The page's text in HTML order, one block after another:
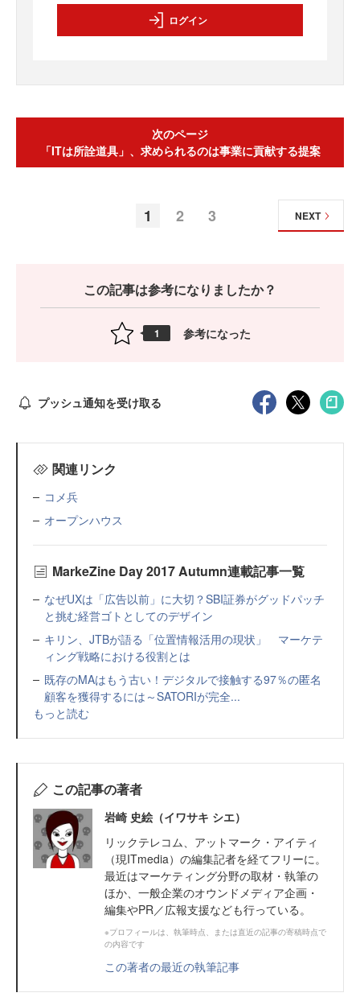
ログイン
次のページ
「ITは所詮道具」、求められるのは事業に貢献する提案
1 2 3 NEXT
この記事は参考になりましたか？
1 参考になった
プッシュ通知を受け取る
関連リンク
コメ兵
オープンハウス
MarkeZine Day 2017 Autumn連載記事一覧
なぜUXは「広告以前」に大切？SBI証券がグッドパッチ
と挑む経営ゴトとしてのデザイン
キリン、JTBが語る「位置情報活用の現状」 マーケテ
ィング戦略における役割とは
既存のMAはもう古い！デジタルで接触する97％の匿名
顧客を獲得するには～SATORIが完全...
もっと読む
この記事の著者
岩崎 史絵（イワサキ シエ）
リックテレコム、アットマーク・アイティ
（現ITmedia）の編集記者を経てフリーに。
最近はマーケティング分野の取材・執筆の
ほか、一般企業のオウンドメディア企画・
編集やPR／広報支援なども行っている。
※プロフィールは、執筆時点、または直近の記事の寄稿時点で
の内容です
この著者の最近の執筆記事